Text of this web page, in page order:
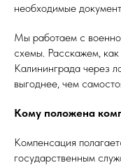
необходимые
Мы работаем с
схемы. Расскажем,
Калининграда через
выгоднее, чем
Кому положена
Компенсация
государственным